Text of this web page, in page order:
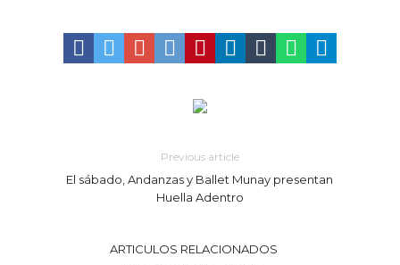
Previous article
El sábado, Andanzas y Ballet Munay presentan
Huella Adentro
ARTICULOS RELACIONADOS